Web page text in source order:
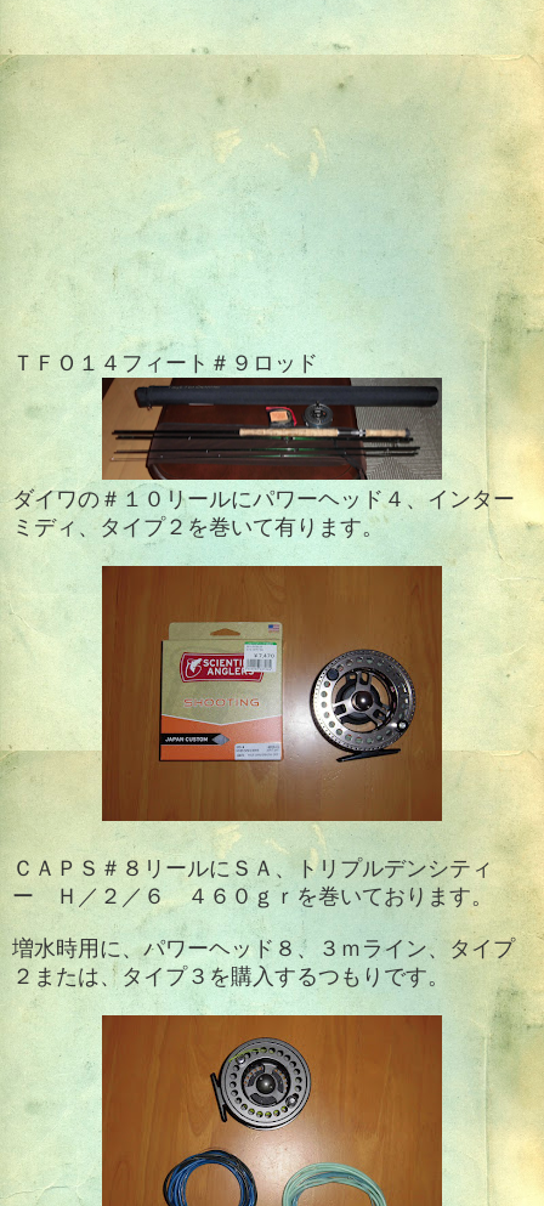
ＴＦＯ１４フィート＃９ロッド
ダイワの＃１０リールにパワーヘッド４、インター
ミディ、タイプ２を巻いて有ります。
ＣＡＰＳ＃８リールにＳＡ、トリプルデンシティ
ー Ｈ／２／６ ４６０ｇｒを巻いております。
増水時用に、パワーヘッド８、３ｍライン、タイプ
２または、タイプ３を購入するつもりです。